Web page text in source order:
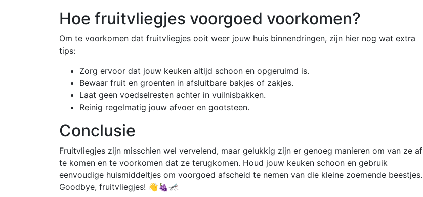
Hoe fruitvliegjes voorgoed voorkomen?
Om te voorkomen dat fruitvliegjes ooit weer jouw huis binnendringen, zijn hier nog wat extra
tips:
Zorg ervoor dat jouw keuken altijd schoon en opgeruimd is.
Bewaar fruit en groenten in afsluitbare bakjes of zakjes.
Laat geen voedselresten achter in vuilnisbakken.
Reinig regelmatig jouw afvoer en gootsteen.
Conclusie
Fruitvliegjes zijn misschien wel vervelend, maar gelukkig zijn er genoeg manieren om van ze af
te komen en te voorkomen dat ze terugkomen. Houd jouw keuken schoon en gebruik
eenvoudige huismiddeltjes om voorgoed afscheid te nemen van die kleine zoemende beestjes.
Goodbye, fruitvliegjes! 👋🍇🦟